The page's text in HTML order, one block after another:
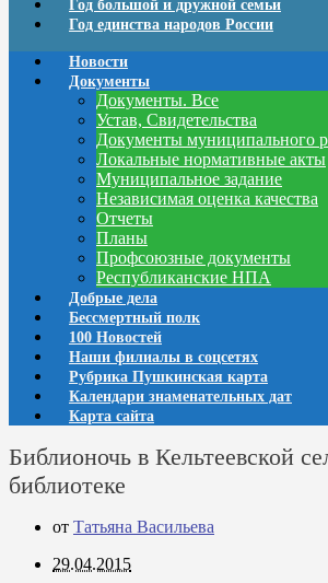
Год большой и дружной семьи
Год единства народов России
Новости
Документы
Документы. Все
Устав, Свидетельства
Документы муниципального
Локальные нормативные акты
Муниципальное задание
Независимая оценка качества
Отчеты
Планы
Профсоюзные документы
Республиканские НПА
Добрые дела
Бессмертный полк
100 Новостей
Наши филиалы в соцсетях
Рубрика Пушкинская карта
Календари знаменательных дат
Карта сайта
Библионочь в Кельтеевской
библиотеке
от Татьяна Васильева
29.04.2015